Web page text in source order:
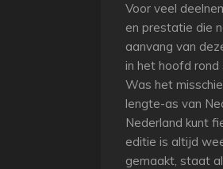
Voor veel
en prestatie die
aanvang van
in het hoofd
Was het
lengte-as van
Nederland kunt
editie is altijd
gemaakt, staat